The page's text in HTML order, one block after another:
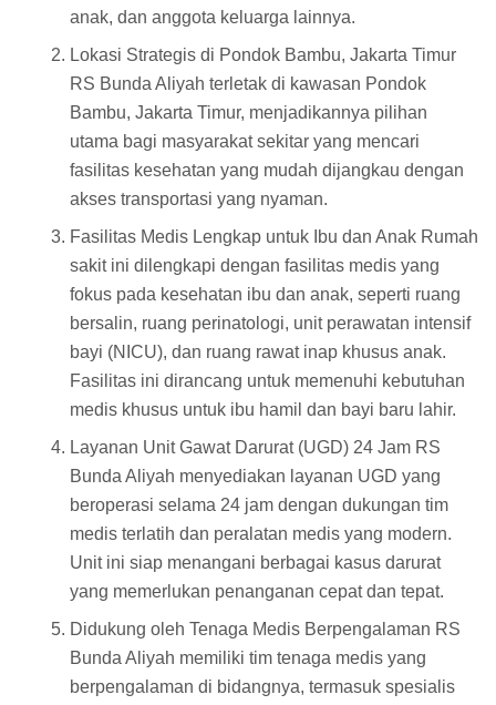
anak, dan anggota keluarga lainnya.
Lokasi Strategis di Pondok Bambu, Jakarta Timur
RS Bunda Aliyah terletak di kawasan Pondok
Bambu, Jakarta Timur, menjadikannya pilihan
utama bagi masyarakat sekitar yang mencari
fasilitas kesehatan yang mudah dijangkau dengan
akses transportasi yang nyaman.
Fasilitas Medis Lengkap untuk Ibu dan Anak Rumah
sakit ini dilengkapi dengan fasilitas medis yang
fokus pada kesehatan ibu dan anak, seperti ruang
bersalin, ruang perinatologi, unit perawatan intensif
bayi (NICU), dan ruang rawat inap khusus anak.
Fasilitas ini dirancang untuk memenuhi kebutuhan
medis khusus untuk ibu hamil dan bayi baru lahir.
Layanan Unit Gawat Darurat (UGD) 24 Jam RS
Bunda Aliyah menyediakan layanan UGD yang
beroperasi selama 24 jam dengan dukungan tim
medis terlatih dan peralatan medis yang modern.
Unit ini siap menangani berbagai kasus darurat
yang memerlukan penanganan cepat dan tepat.
Didukung oleh Tenaga Medis Berpengalaman RS
Bunda Aliyah memiliki tim tenaga medis yang
berpengalaman di bidangnya, termasuk spesialis